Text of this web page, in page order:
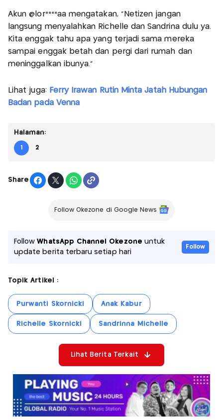
Akun @lor****aa mengatakan, “Netizen jangan
langsung menyalahkan Richelle dan Sandrina dulu ya.
Kita enggak tahu apa yang terjadi sama mereka
sampai enggak betah dan pergi dari rumah dan
meninggalkan ibunya.”
Lihat juga: Ferry Irawan Rutin Minta Jatah Hubungan
Badan pada Venna
Halaman:
1 2
Share
Follow Okezone di Google News
FollowWhatsApp Channel Okezone untuk
update berita terbaru setiap hari
Follow
Topik Artikel :
Purwanti Skornicki Anak Kabur
Richelle Skornicki Sandrinna Michelle
Lihat Berita Terkait